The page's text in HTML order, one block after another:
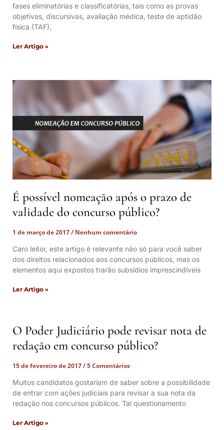
fases eliminatórias e classificatórias, tais como as provas
objetivas, discursivas, avaliação médica, teste de aptidão
física (TAF),
Ler Artigo »
É possível nomeação após o prazo de
validade do concurso público?
1 de março de 2017
Nenhum comentário
Caro leitor, este artigo é relevante não só para você saber
dos direitos relacionados aos concursos públicos, mas os
elementos aqui expostos trarão subsídios imprescindíveis
Ler Artigo »
O Poder Judiciário pode revisar nota de
redação em concurso público?
15 de fevereiro de 2017
5 Comentários
Muitos candidatos gostariam de saber sobre a possibilidade
de entrar com ações judiciais para revisar a sua nota da
redação nos concursos públicos. Tal questionamento
Ler Artigo »